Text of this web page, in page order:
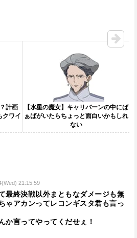
計画
ワイ
【水星の魔女】キャリバーンの中にば
ぁばがいたらちょっと面白いかもしれ
ない
21:15:59
最終決戦以外まともなダメージも無
ゃアカンってレコンギスタ君も言っ
か言ってやってくだせぇ！